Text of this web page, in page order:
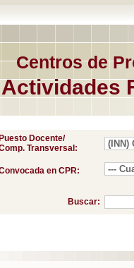
Centros de
Actividades
Puesto Docente/
Transversal:
en CPR:
Buscar: